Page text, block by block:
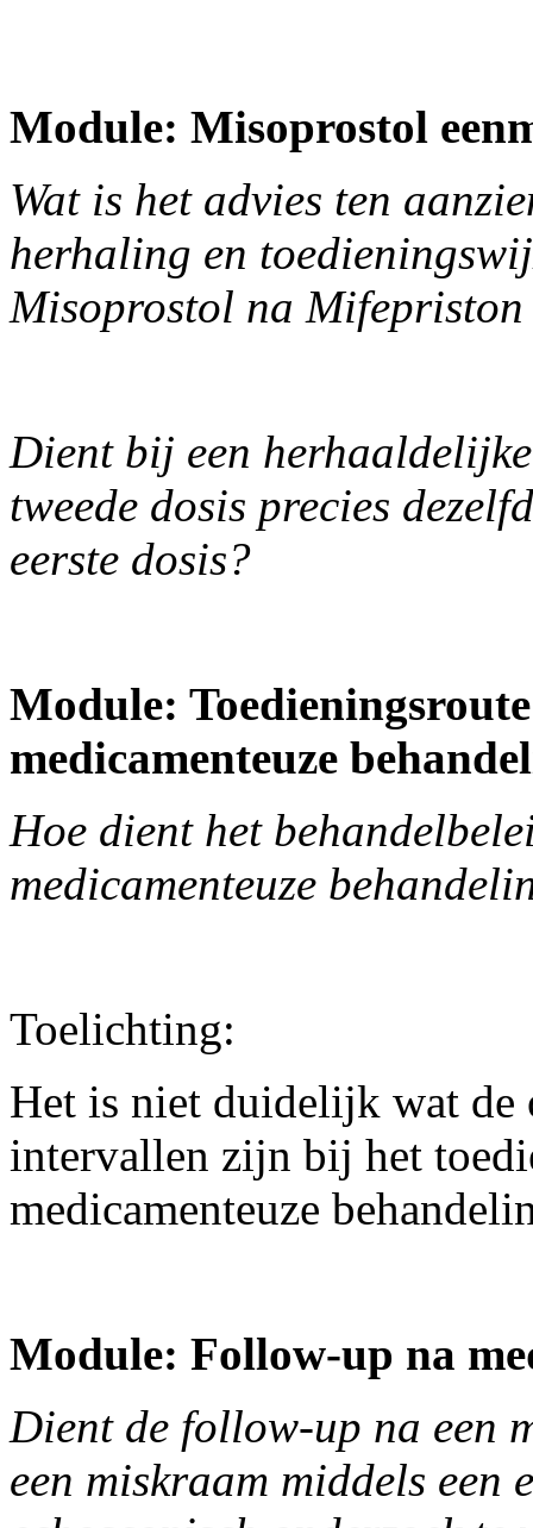
Module: Misoprostol
Wat is het advies ten
herhaling en
Misoprostol na
Dient bij een
tweede dosis precies
eerste dosis?
Module:
medicamenteuze
Hoe dient het
medicamenteuze
Toelichting:
Het is niet duidelijk wat de
intervallen zijn bij het
medicamenteuze
Module: Follow-up na
Dient de follow-up na een
een miskraam middels een